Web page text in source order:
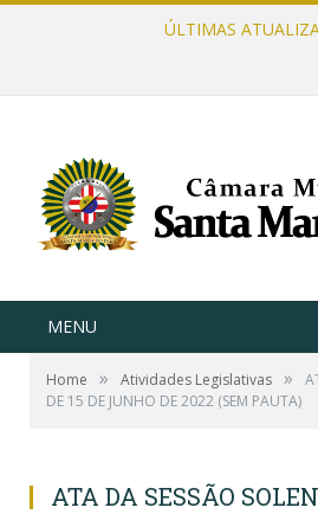
ÚLTIMAS
MENU
Home » Atividades Legislativas »
DE 15 DE JUNHO DE 2022 (SEM PAUTA)
ATA DA SESSÃO